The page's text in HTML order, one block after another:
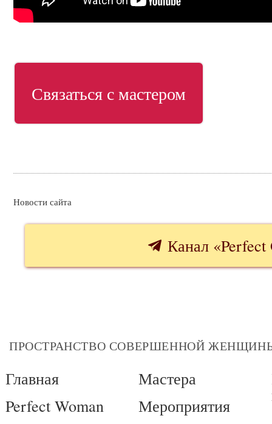
Связаться с мастером
Новости сайта
Канал «Perfect
ПРОСТРАНСТВО СОВЕРШЕННОЙ
Главная
Perfect Woman
Мастера
Мероприятия